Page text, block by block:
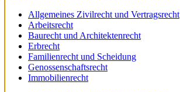
Allgemeines Zivilrecht und Vertragsrecht
Arbeitsrecht
Baurecht und Architektenrecht
Erbrecht
Familienrecht und Scheidung
Genossenschaftsrecht
Immobilienrecht